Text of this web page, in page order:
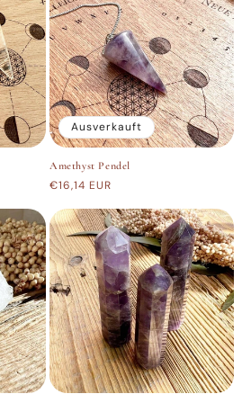
Ausverkauft
Amethyst Pendel
Normaler
€16,14 EUR